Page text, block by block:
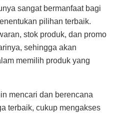
sangat bermanfaat bagi
pilihan terbaik.
stok produk, dan promo
sehingga akan
memilih produk yang
mencari dan berencana
terbaik, cukup mengakses